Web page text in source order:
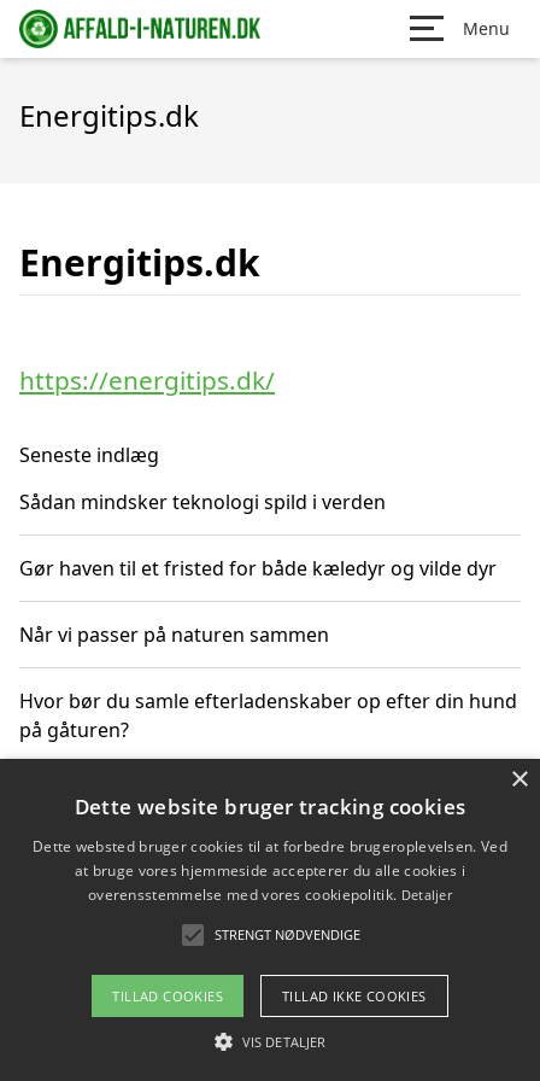
Menu
Energitips.dk
Energitips.dk
https://energitips.dk/
Seneste indlæg
Sådan mindsker teknologi spild i verden
Gør haven til et fristed for både kæledyr og vilde dyr
Når vi passer på naturen sammen
Hvor bør du samle efterladenskaber op efter din hund
på gåturen?
Sådan rydder du effektivt op efter et stort event
Copyright 2026 - Pilanto Aps
Om / kontakt
Blog Betingelser
×
Dette website bruger tracking cookies
Dette websted bruger cookies til at forbedre brugeroplevelsen. Ved
at bruge vores hjemmeside accepterer du alle cookies i
overensstemmelse med vores cookiepolitik. Detaljer
STRENGT NØDVENDIGE
TILLAD COOKIES TILLAD IKKE COOKIES
VIS DETALJER